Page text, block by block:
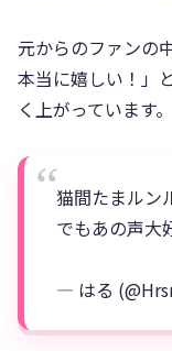
元からのファンの
本当に嬉しい！」
く上がっています。
猫間たまルン
でもあの声大
— はる